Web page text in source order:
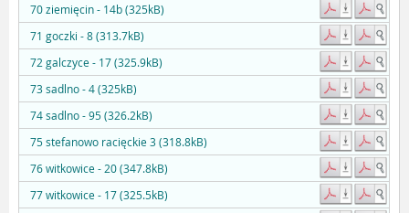
70 ziemięcin - 14b (325kB)
71 goczki - 8 (313.7kB)
72 galczyce - 17 (325.9kB)
73 sadlno - 4 (325kB)
74 sadlno - 95 (326.2kB)
75 stefanowo racięckie 3 (318.8kB)
76 witkowice - 20 (347.8kB)
77 witkowice - 17 (325.5kB)